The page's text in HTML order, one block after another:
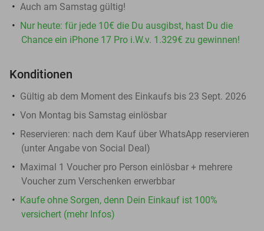
Auch am Samstag gültig!
Nur heute: für jede 10€ die Du ausgibst, hast Du die
Chance ein iPhone 17 Pro i.W.v. 1.329€ zu gewinnen!
Konditionen
Gültig ab dem Moment des Einkaufs bis 23 Sept. 2026
Von Montag bis Samstag einlösbar
Reservieren: nach dem Kauf über WhatsApp reservieren
(unter Angabe von Social Deal)
Maximal 1 Voucher pro Person einlösbar + mehrere
Voucher zum Verschenken erwerbbar
Kaufe ohne Sorgen, denn Dein Einkauf ist 100%
versichert (mehr Infos)